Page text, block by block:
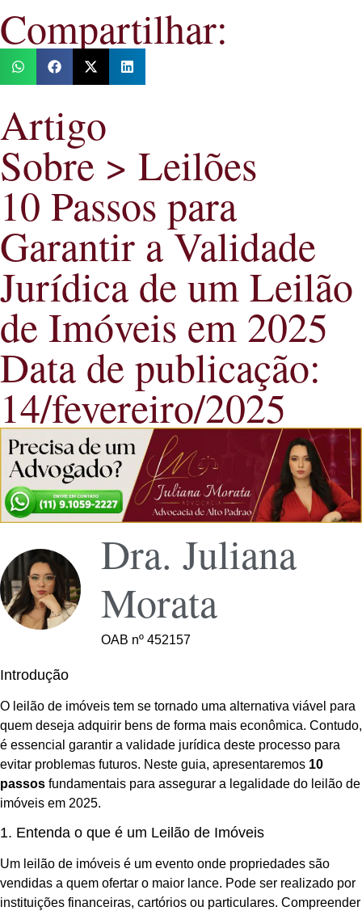
Compartilhar:
Artigo
Sobre > Leilões
10 Passos para
Garantir a Validade
Jurídica de um Leilão
de Imóveis em 2025
Data de publicação:
14/fevereiro/2025
Dra. Juliana
Morata
OAB nº 452157
Introdução
O leilão de imóveis tem se tornado uma alternativa viável para
quem deseja adquirir bens de forma mais econômica. Contudo,
é essencial garantir a validade jurídica deste processo para
evitar problemas futuros. Neste guia, apresentaremos 10
passos fundamentais para assegurar a legalidade do leilão de
imóveis em 2025.
1. Entenda o que é um Leilão de Imóveis
Um leilão de imóveis é um evento onde propriedades são
vendidas a quem ofertar o maior lance. Pode ser realizado por
instituições financeiras, cartórios ou particulares. Compreender